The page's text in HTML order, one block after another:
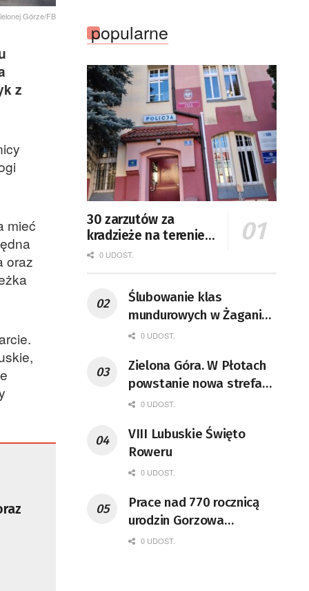
Górze/FB
z
mieć
oraz
popularne
30 zarzutów za
kradzieże na terenie
Żar0 UDOST.
Ślubowanie klas
mundurowych w Żaganiu
[ZDJĘCIA]
0 UDOST.
Zielona Góra. W Płotach
powstanie nowa strefa
przemysłowa
0 UDOST.
VIII Lubuskie Święto
Roweru
0 UDOST.
Prace nad 770 rocznicą
urodzin Gorzowa
rozpoczęte
0 UDOST.